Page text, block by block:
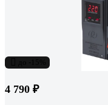
4 790 ₽